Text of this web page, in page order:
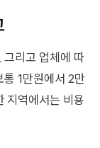
그리고 업체에 따
통 1만원에서 2만
지역에서는 비용